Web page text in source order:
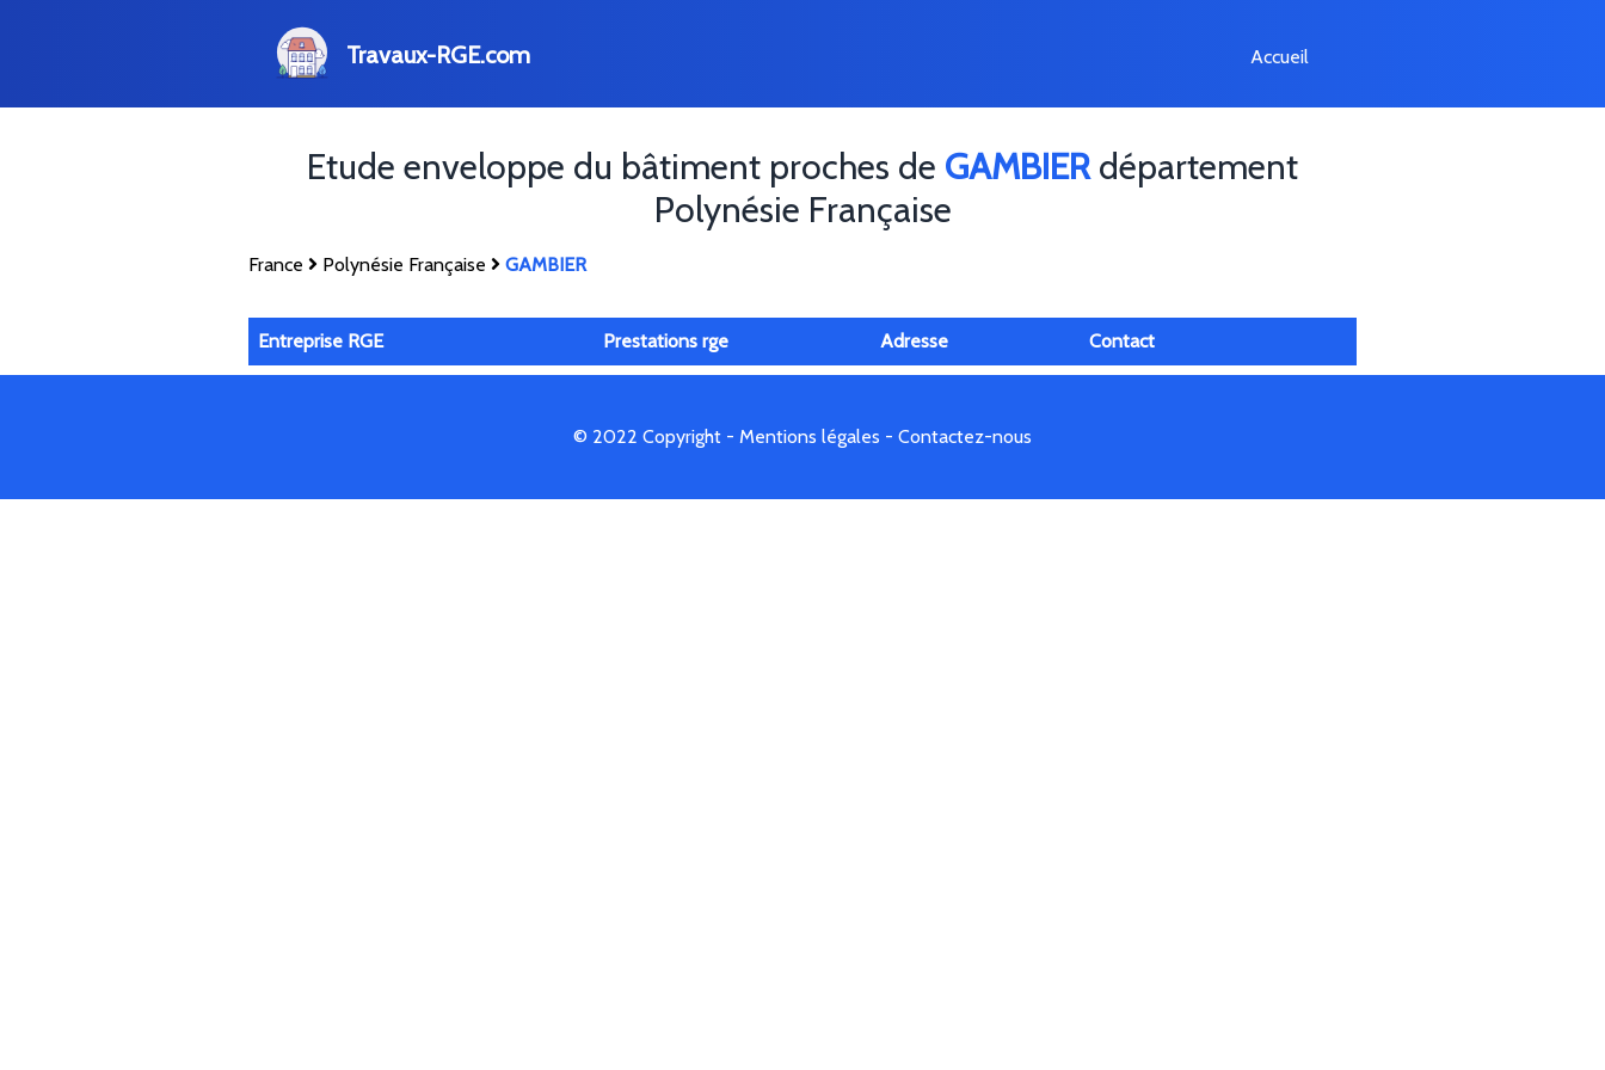
Travaux-RGE.com Accueil
Etude enveloppe du bâtiment proches de GAMBIERdépartement
Polynésie Française
France Polynésie Française GAMBIER
Entreprise RGE Prestations rge Adresse Contact
© 2022 Copyright - Mentions légales - Contactez-nous